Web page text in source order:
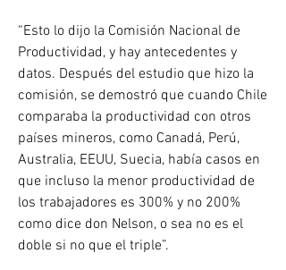
“Esto lo dijo la Comisión Nacional de
Productividad, y hay antecedentes y
datos. Después del estudio que hizo la
comisión, se demostró que cuando Chile
comparaba la productividad con otros
países mineros, como Canadá, Perú,
Australia, EEUU, Suecia, había casos en
que incluso la menor productividad de
los trabajadores es 300% y no 200%
como dice don Nelson, o sea no es el
doble si no que el triple”.